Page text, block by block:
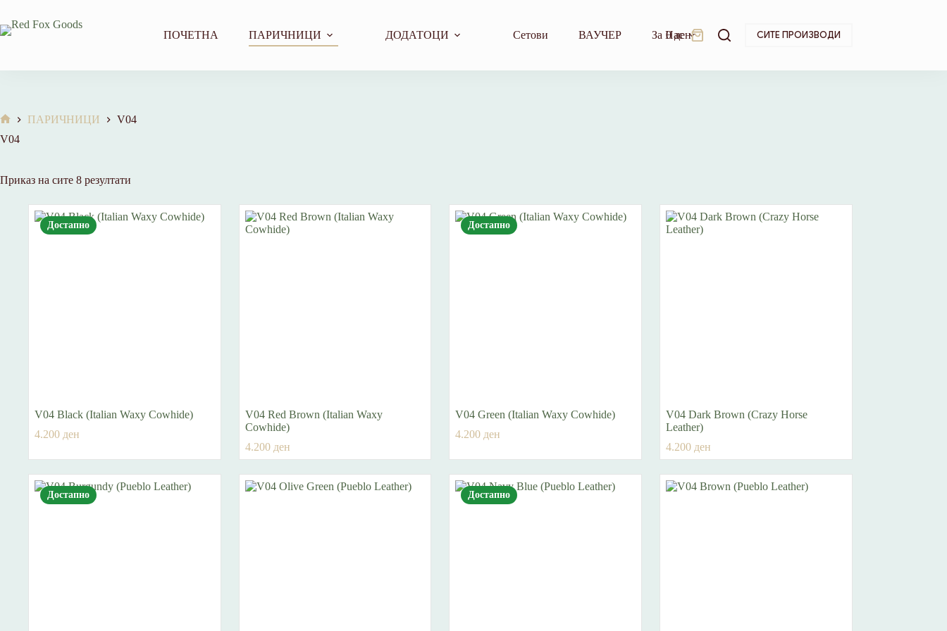
content
ПОЧЕТНА ПАРИЧНИЦИ ДОДАТОЦИ Сетови ВАУЧЕР За Нас
Shopping
0ден СИТЕ ПРОИЗВОДИ
ПАРИЧНИЦИ
V04
V04
Приказ на сите 8 резултати
price:
low
Достапно
V04 Black (Italian Waxy Cowhide)
4.200 ден
V04 Red Brown (Italian Waxy
Cowhide)
4.200 ден
Достапно
V04 Green (Italian Waxy Cowhide)
4.200 ден
V04 Dark Brown (Crazy Horse
Leather)
4.200 ден
Достапно Достапно